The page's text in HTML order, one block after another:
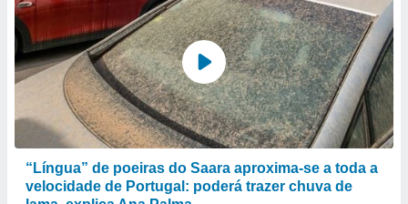
“Língua” de poeiras do Saara aproxima-se a toda a
velocidade de Portugal: poderá trazer chuva de